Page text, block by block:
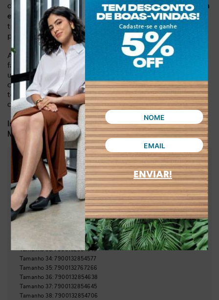
Nome
Email
ENVIAR!
distribuindo o peso do corpo e auxiliando na postura. A sola
em TR bicolor antiderrapante de 2 cm, levemente
tratorada, garante maior estabilidade e segurança a cada
passo.
Além disso, esse modelo se destaca pelos detalhes que
fazem a diferença. A pedrinha de strass na lateral confere
um toque de delicadeza e sofisticação ao modelo. A
combinação de conforto, estilo e praticidade torna este
tênis slip on a escolha ideal para mulheres que buscam um
calçado versátil e elegante para o dia a dia.
Indicado para:Dia a dia, lazer
Material: Sintético
Altura da sola : 2,00 cm
Cor: Bege
Referência:C3508-00003
País de origem:
Indústria Brasileira
Tamanho33:7900132954543
Tamanho 34:7900132854577
Tamanho 35:7900132767266
Tamanho 36:7900132854638
Tamanho 37:7900132854645
Tamanho 38:7900132854706